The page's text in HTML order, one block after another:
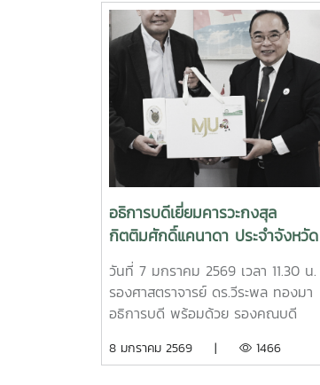
คณะบริหารธุรกิจ รองคณบดีวิทยาลัย
พลังงานทดแทน รองคณบดีวิทยาลัย
นานาชาติ ผู้ช่วยคณบดีวิทยาลัย
นานาชาติ และผู้เชี่ยวชาญชาวต่าง
ประเทศ ให้การต้อนรับ Dr. Hae Woo
Lee อธิการบดี พร้อมคณะผู้บริหาร
จาก Dong-A University ประเทศ
สาธารณรัฐเกาหลี ในโอกาสเยือน
มหาวิทยาลัยแม่โจ้เพื่อหารือและลงนาม
ความร่วมมือทางวิชาการ (MOU) ใน
การแลกเปลี่ยนองค์ความรู้ทางด้าน
วิชาการ การวิจัย การแลกเปลี่ยน
บุคลากรและนักศึกษาระหว่างสอง
มหาวิทยาลัยนอกจากนี้ ได้ศึกษาดูงาน
และเยี่ยมชมห้องปฏิบัติการด้าน
Energy และ Power Semiconductor
อธิการบดีเยี่ยมคารวะกงสุล
กิตติมศักดิ์แคนาดา ประจำจังหวัด
เชียงใหม่ เนื่องในโอกาสสวัสดีปีใหม่
2569
วันที่ 7 มกราคม 2569 เวลา 11.30 น.
รองศาสตราจารย์ ดร.วีระพล ทองมา
อธิการบดี พร้อมด้วย รองคณบดี
วิเทศสัมพันธ์ เข้าพบ คุณจักริน วัง
8 มกราคม 2569 | 1466